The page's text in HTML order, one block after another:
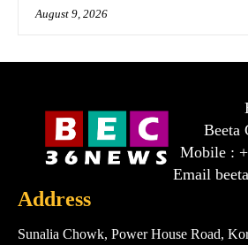
August 9, 2026
Beeta
Mobile :
Email
Address
Sunalia Chowk, Power House Road,